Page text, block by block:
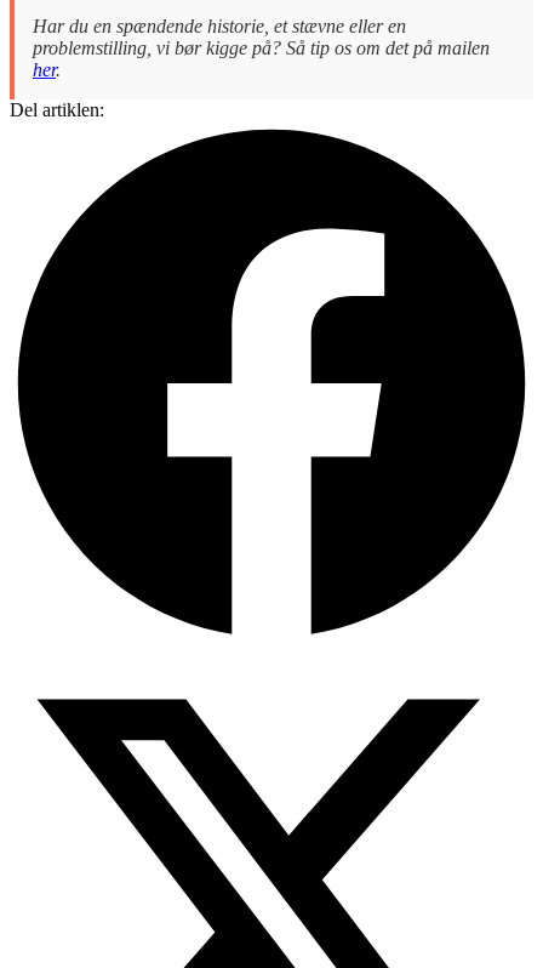
Har du en spændende historie, et stævne eller en
problemstilling, vi bør kigge på? Så tip os om det på mailen
her.
Del artiklen: